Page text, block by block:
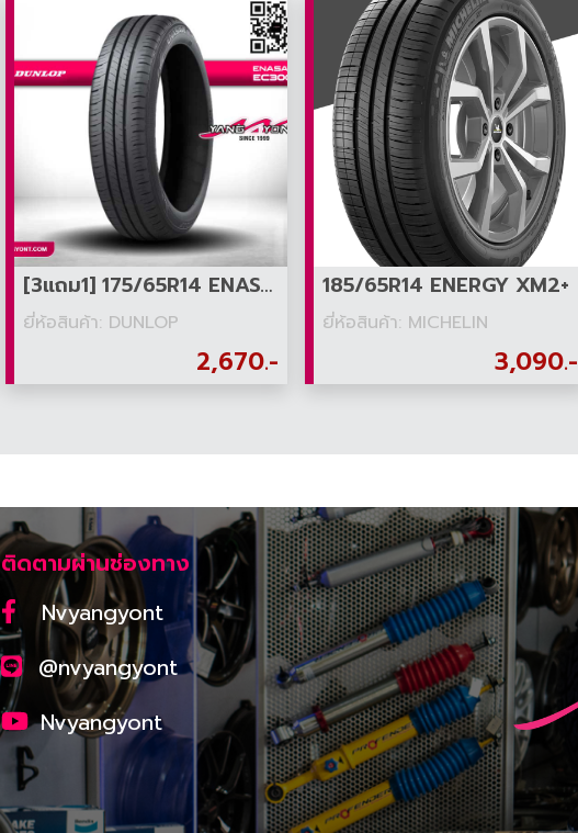
[3แถม1] 175/65R14 ENASAVE EC300+
ยี่ห้อสินค้า: DUNLOP
2,670.-
185/65R14 ENERGY XM2+
ยี่ห้อสินค้า: MICHELIN
3,090.-
ติดตามผ่านช่องทาง
Nvyangyont
@nvyangyont
Nvyangyont